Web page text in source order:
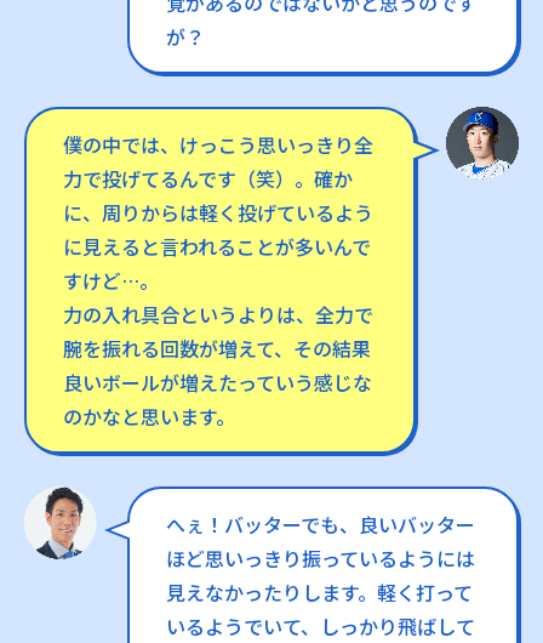
が？
僕の中では、けっこう思いっきり全
力で投げてるんです（笑）。確か
に、周りからは軽く投げているよう
に見えると言われることが多いんで
すけど…。
力の入れ具合というよりは、全力で
腕を振れる回数が増えて、その結果
良いボールが増えたっていう感じな
のかなと思います。
へぇ！バッターでも、良いバッター
ほど思いっきり振っているようには
見えなかったりします。軽く打って
いるようでいて、しっかり飛ばして